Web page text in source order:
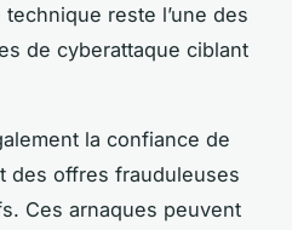
reste l’une des
de cyberattaque ciblant
la confiance de
des offres frauduleuses
Ces arnaques peuvent